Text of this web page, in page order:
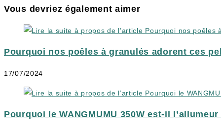
Vous devriez également aimer
Pourquoi nos poêles à granulés adorent ces
17/07/2024
Pourquoi le WANGMUMU 350W est-il